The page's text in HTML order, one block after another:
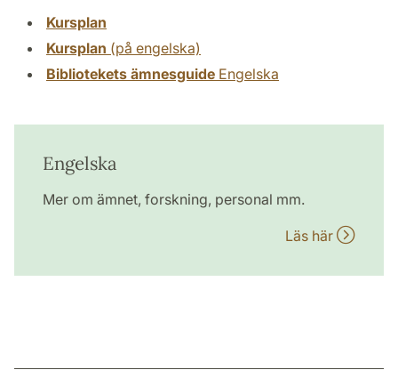
Kursplan
Kursplan (på engelska)
Bibliotekets ämnesguide Engelska
Engelska
Mer om ämnet, forskning, personal mm.
Läs här